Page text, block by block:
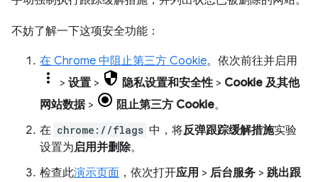
不妨了解一下这项安全功能：
在 Chrome 中阻止第三方 Cookie。依次前往并启用
> 设置 > 隐私设置和安全性> Cookie 及其他
网站数据> 阻止第三方 Cookie。
在 chrome://flags 中，将反弹跟踪缓解措施实验
设置为启用并删除。
检查此演示页面 ，依次打开应用 > 后台服务 > 跳出跟